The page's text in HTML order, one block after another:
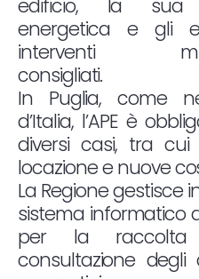
edificio, la sua
energetica e gli
interventi
consigliati.
In Puglia, come
d’Italia, l’APE è
diversi casi, tra cui
locazione e nuove
La Regione gestisce
sistema informatico
per la
consultazione degli